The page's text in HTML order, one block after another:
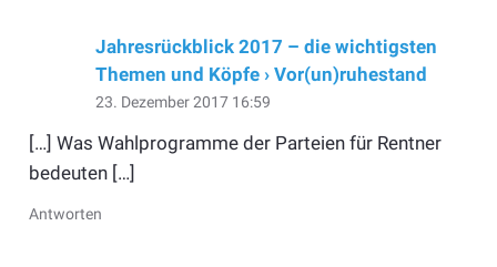
Jahresrückblick 2017 – die wichtigsten
Themen und Köpfe › Vor(un)ruhestand
23. Dezember 2017 16:59
[…] Was Wahlprogramme der Parteien für Rentner
bedeuten […]
Antworten